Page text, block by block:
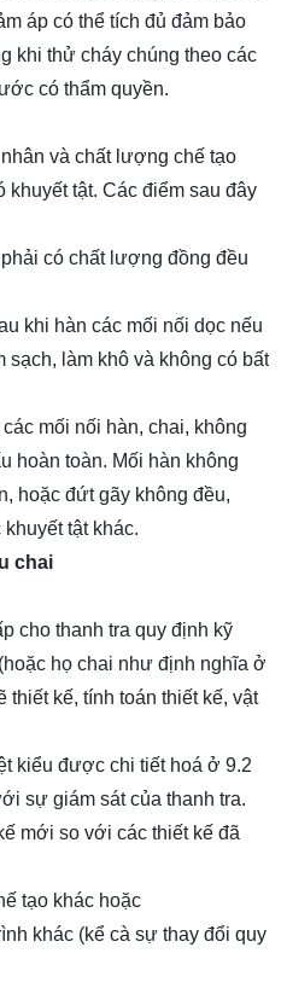
áp có thể tích đủ đảm bảo
khi thử cháy chúng theo các
có thẩm quyền.
và chất lượng chế tạo
khuyết tật. Các điểm sau đây
có chất lượng đồng đều
khi hàn các mối nối dọc nếu
làm khô và không có bất
mối nối hàn, chai, không
hoàn toàn. Mối hàn không
hoặc đứt gãy không đều,
tật khác.
chai
cho thanh tra quy định kỹ
họ chai như định nghĩa ở
kế, tính toán thiết kế, vật
kiểu được chi tiết hoá ở 9.2
sự giám sát của thanh tra.
mới so với các thiết kế đã
tạo khác hoặc
khác (kể cà sự thay đổi quy